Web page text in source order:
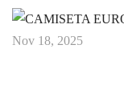
Nov 18, 2025